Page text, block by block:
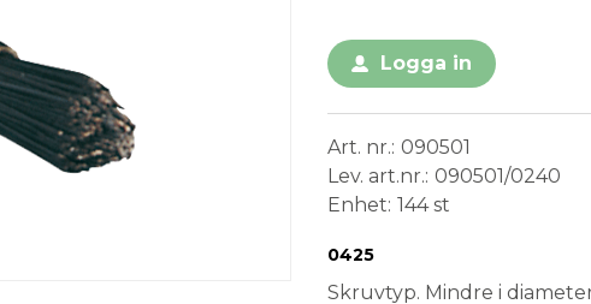
Logga in
Art. nr. 090501
Lev. art.nr. 090501/0240
Enhet 144 st
Medical Device
0425
Skruvtyp. Mindre i